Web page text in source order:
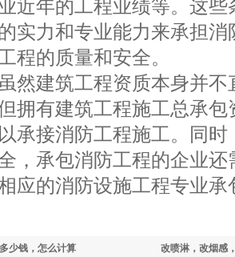
近年的工程业绩等。这
实力和专业能力来承担
程的质量和安全。
然建筑工程资质本身并
拥有建筑工程施工总承
承接消防工程施工。同
，承包消防工程的企业
应的消防设施工程专业承
改喷淋，改烟感
少钱，怎么计算